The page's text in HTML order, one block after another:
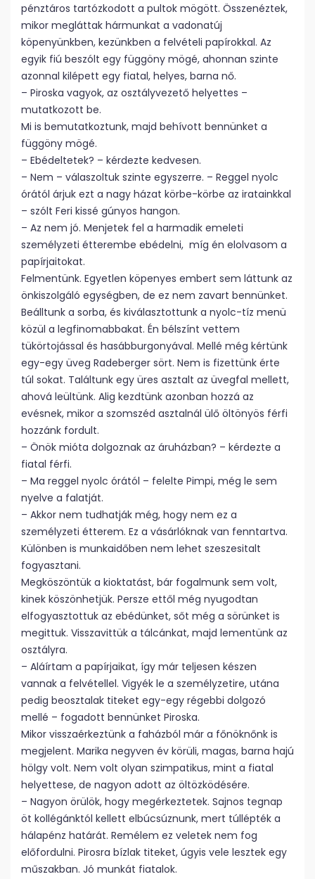
pénztáros tartózkodott a pultok mögött. Összenéztek,
mikor megláttak hármunkat a vadonatúj
köpenyünkben, kezünkben a felvételi papírokkal. Az
egyik fiú beszólt egy függöny mögé, ahonnan szinte
azonnal kilépett egy fiatal, helyes, barna nő.
– Piroska vagyok, az osztályvezető helyettes –
mutatkozott be.
Mi is bemutatkoztunk, majd behívott bennünket a
függöny mögé.
– Ebédeltetek? – kérdezte kedvesen.
– Nem – válaszoltuk szinte egyszerre. – Reggel nyolc
órától árjuk ezt a nagy házat körbe-körbe az iratainkkal
– szólt Feri kissé gúnyos hangon.
– Az nem jó. Menjetek fel a harmadik emeleti
személyzeti étterembe ebédelni, míg én elolvasom a
papírjaitokat.
Felmentünk. Egyetlen köpenyes embert sem láttunk az
önkiszolgáló egységben, de ez nem zavart bennünket.
Beálltunk a sorba, és kiválasztottunk a nyolc-tíz menü
közül a legfinomabbakat. Én bélszínt vettem
tükörtojással és hasábburgonyával. Mellé még kértünk
egy-egy üveg Radeberger sört. Nem is fizettünk érte
túl sokat. Találtunk egy üres asztalt az üvegfal mellett,
ahová leültünk. Alig kezdtünk azonban hozzá az
evésnek, mikor a szomszéd asztalnál ülő öltönyös férfi
hozzánk fordult.
– Önök mióta dolgoznak az áruházban? – kérdezte a
fiatal férfi.
– Ma reggel nyolc órától – felelte Pimpi, még le sem
nyelve a falatját.
– Akkor nem tudhatják még, hogy nem ez a
személyzeti étterem. Ez a vásárlóknak van fenntartva.
Különben is munkaidőben nem lehet szeszesitalt
fogyasztani.
Megköszöntük a kioktatást, bár fogalmunk sem volt,
kinek köszönhetjük. Persze ettől még nyugodtan
elfogyasztottuk az ebédünket, sőt még a sörünket is
megittuk. Visszavittük a tálcánkat, majd lementünk az
osztályra.
– Aláírtam a papírjaikat, így már teljesen készen
vannak a felvétellel. Vigyék le a személyzetire, utána
pedig beosztalak titeket egy-egy régebbi dolgozó
mellé – fogadott bennünket Piroska.
Mikor visszaérkeztünk a faházból már a főnöknőnk is
megjelent. Marika negyven év körüli, magas, barna hajú
hölgy volt. Nem volt olyan szimpatikus, mint a fiatal
helyettese, de nagyon adott az öltözködésére.
– Nagyon örülök, hogy megérkeztetek. Sajnos tegnap
öt kollégánktól kellett elbúcsúznunk, mert túllépték a
hálapénz határát. Remélem ez veletek nem fog
előfordulni. Pirosra bízlak titeket, úgyis vele lesztek egy
műszakban. Jó munkát fiatalok.